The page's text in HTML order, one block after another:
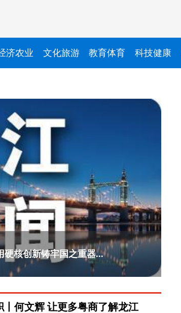
济农业 文化旅游 教育体育 科技健康
硬核创新铸牢国之重器...
丨何文辉 让更多粤商了解龙江